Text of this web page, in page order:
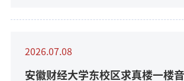
果...
2026.07.08
安徽财经大学东校区求真楼一楼